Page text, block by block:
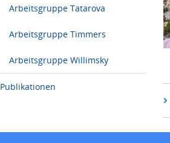
Arbeitsgruppe Tatarova
Arbeitsgruppe Timmers
Arbeitsgruppe Willimsky
Publikationen